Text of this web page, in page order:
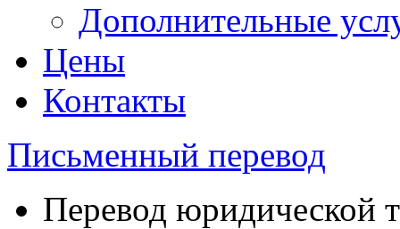
Дополнительные
Цены
Контакты
Письменный перевод
Перевод юридической